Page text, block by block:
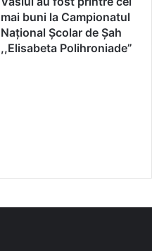
mai buni la Campionatul
Național Școlar de Șah
,,Elisabeta Polihroniade”